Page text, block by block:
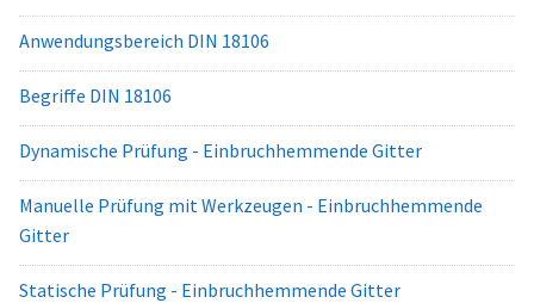
Anwendungsbereich DIN 18106
Begriffe DIN 18106
Dynamische Prüfung - Einbruchhemmende Gitter
Manuelle Prüfung mit Werkzeugen - Einbruchhemmende
Gitter
Statische Prüfung - Einbruchhemmende Gitter